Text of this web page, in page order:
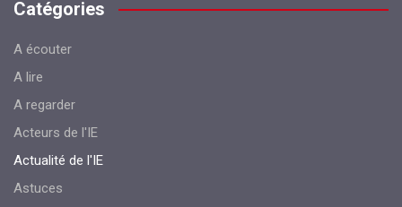
Catégories
A écouter
A lire
A regarder
Acteurs de l'IE
Actualité de l'IE
Astuces